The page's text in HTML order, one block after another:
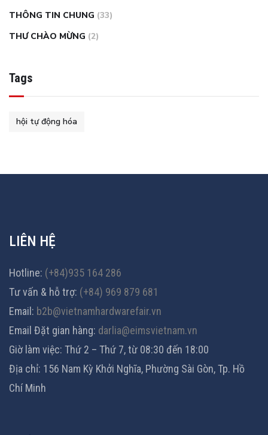
THÔNG TIN CHUNG (33)
THƯ CHÀO MỪNG (2)
Tags
hội tự động hóa
LIÊN HỆ
Hotline: (+84)935 164 286
Tư vấn & hỗ trợ: (+84) 969 879 681
Email: b2b@vietnamhardwarefair.vn
Email Đặt gian hàng: darlia@eimsvietnam.vn
Giờ làm việc: Thứ 2 – Thứ 7, từ 08:30 đến 18:00
Địa chỉ: 156 Nam Kỳ Khởi Nghĩa, Phường Sài Gòn, Tp. Hồ
Chí Minh